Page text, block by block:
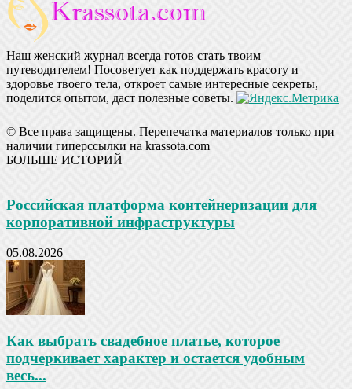
Наш женский журнал всегда готов стать твоим
путеводителем! Посоветует как поддержать красоту и
здоровье твоего тела, откроет самые интересные секреты,
поделится опытом, даст полезные советы.
© Все права защищены. Перепечатка материалов только при
наличии гиперссылки на krassota.com
БОЛЬШЕ ИСТОРИЙ
Российская платформа контейнеризации для
корпоративной инфраструктуры
05.08.2026
Как выбрать свадебное платье, которое
подчеркивает характер и остается удобным
весь...